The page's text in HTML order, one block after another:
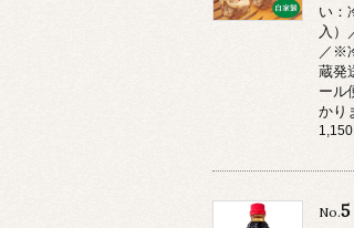
い：
入）
／※
蔵発
ール
かり
No.5